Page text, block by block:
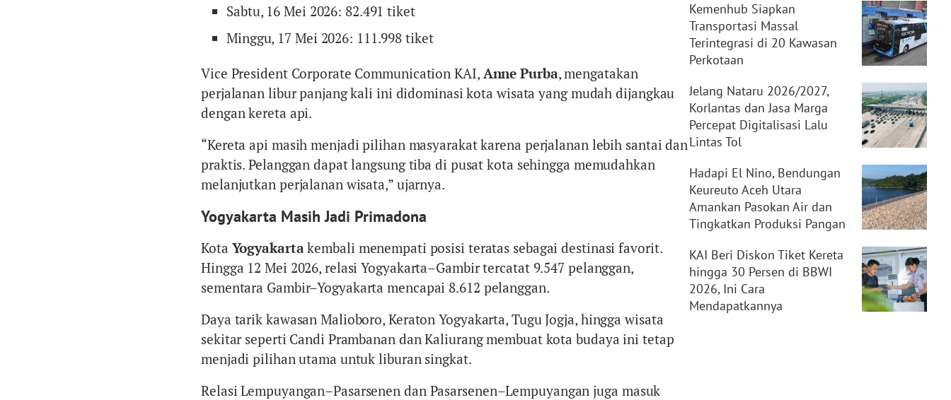
Sabtu, 16 Mei 2026: 82.491 tiket
Minggu, 17 Mei 2026: 111.998 tiket
Vice President Corporate Communication KAI, Anne Purba, mengatakan
perjalanan libur panjang kali ini didominasi kota wisata yang mudah dijangkau
dengan kereta api.
“Kereta api masih menjadi pilihan masyarakat karena perjalanan lebih santai dan
praktis. Pelanggan dapat langsung tiba di pusat kota sehingga memudahkan
melanjutkan perjalanan wisata,” ujarnya.
Yogyakarta Masih Jadi Primadona
Kota Yogyakartakembali menempati posisi teratas sebagai destinasi favorit.
Hingga 12 Mei 2026, relasi Yogyakarta–Gambir tercatat 9.547 pelanggan,
sementara Gambir–Yogyakarta mencapai 8.612 pelanggan.
Daya tarik kawasan Malioboro, Keraton Yogyakarta, Tugu Jogja, hingga wisata
sekitar seperti Candi Prambanan dan Kaliurang membuat kota budaya ini tetap
menjadi pilihan utama untuk liburan singkat.
Relasi Lempuyangan–Pasarsenen dan Pasarsenen–Lempuyangan juga masuk
Kemenhub Siapkan
Transportasi Massal
Terintegrasi di 20 Kawasan
Perkotaan
Jelang Nataru 2026/2027,
Korlantas dan Jasa Marga
Percepat Digitalisasi Lalu
Lintas Tol
Hadapi El Nino, Bendungan
Keureuto Aceh Utara
Amankan Pasokan Air dan
Tingkatkan Produksi Pangan
KAI Beri Diskon Tiket Kereta
hingga 30 Persen di BBWI
2026, Ini Cara
Mendapatkannya